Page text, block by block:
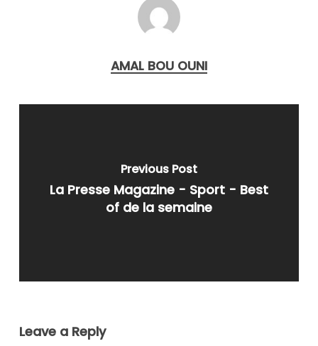
AMAL BOU OUNI
Previous Post
La Presse Magazine - Sport - Best
of de la semaine
Leave a Reply